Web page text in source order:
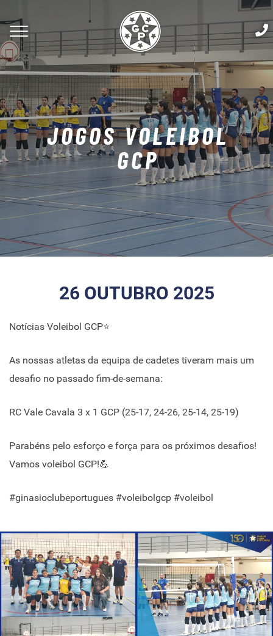
JOGOS VOLEIBOL
GCP
26 OUTUBRO 2025
Notícias Voleibol GCP⭐
As nossas atletas da equipa de cadetes tiveram mais um
desafio no passado fim-de-semana:
RC Vale Cavala 3 x 1 GCP (25-17, 24-26, 25-14, 25-19)
Parabéns pelo esforço e força para os próximos desafios!
Vamos voleibol GCP!💪
#ginasioclubeportugues #voleibolgcp #voleibol